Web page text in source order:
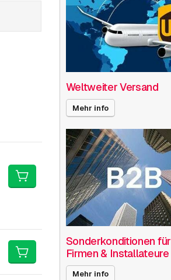
Weltweiter Versand
Mehr info
Sonderkonditionen für
Firmen & Installateure
Mehr info